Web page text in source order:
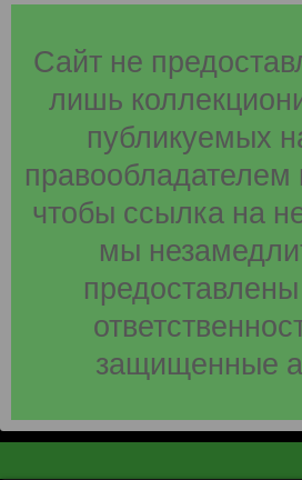
Сайт не
лишь
публикуемых
правообладателем
чтобы ссылка на
мы
защищенные